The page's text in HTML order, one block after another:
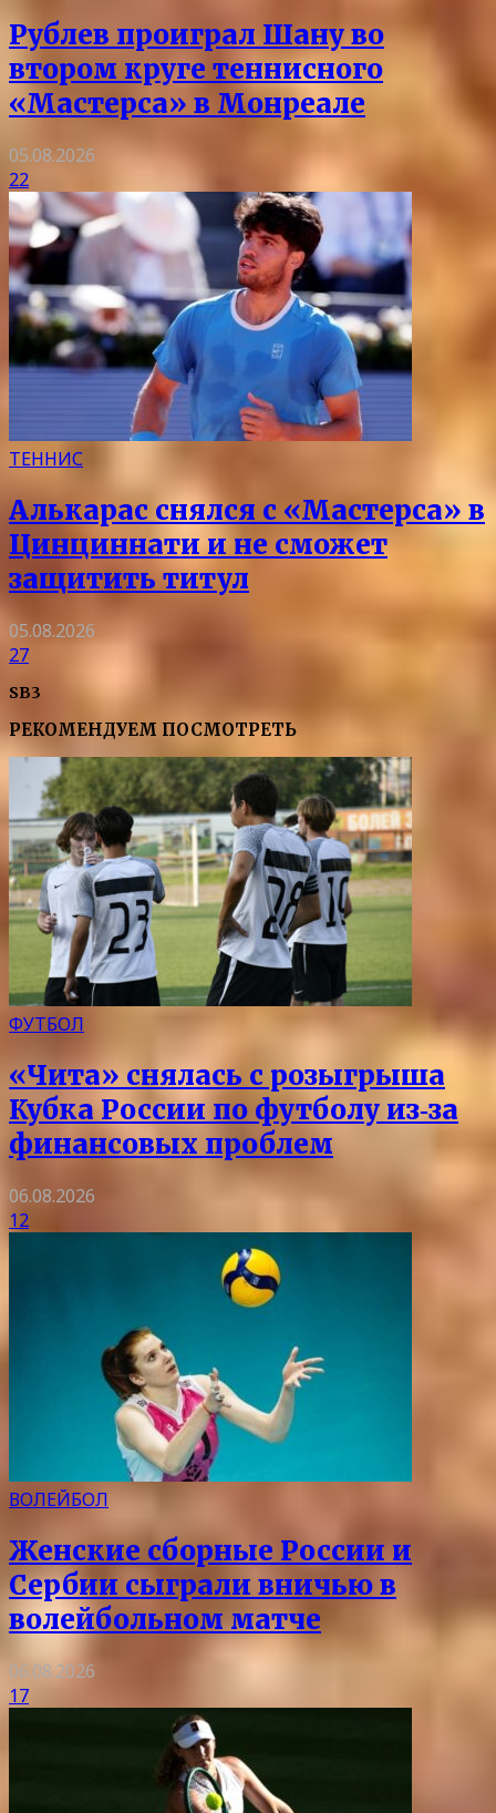
Рублев проиграл Шану во
втором круге теннисного
«Мастерса» в Монреале
05.08.2026
22
ТЕННИС
Алькарас снялся с «Мастерса» в
Цинциннати и не сможет
защитить титул
05.08.2026
27
SB3
РЕКОМЕНДУЕМ ПОСМОТРЕТЬ
ФУТБОЛ
«Чита» снялась с розыгрыша
Кубка России по футболу из‑за
финансовых проблем
06.08.2026
12
ВОЛЕЙБОЛ
Женские сборные России и
Сербии сыграли вничью в
волейбольном матче
06.08.2026
17